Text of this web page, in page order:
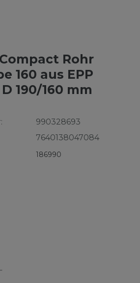
Rohr
160 aus EPP
190/160 mm
990328693
7640138047084
186990